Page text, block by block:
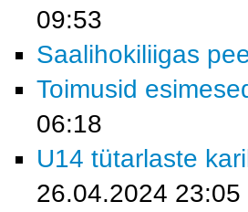
09:53
Saalihokiliigas
Toimusid
06:18
U14 tütarlaste
26.04.2024 23:05